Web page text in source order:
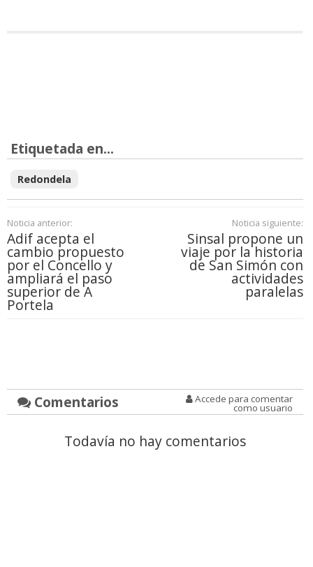
Etiquetada en...
Redondela
Noticia anterior:
Adif acepta el
cambio propuesto
por el Concello y
ampliará el paso
superior de A
Portela
Noticia siguiente:
Sinsal propone un
viaje por la historia
de San Simón con
actividades
paralelas
Comentarios Accede para comentar
como usuario
Todavía no hay comentarios